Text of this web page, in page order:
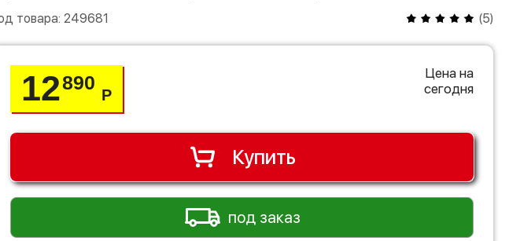
товара: 249681 (5)
12890
Р
Цена на
сегодня
Купить
под заказ